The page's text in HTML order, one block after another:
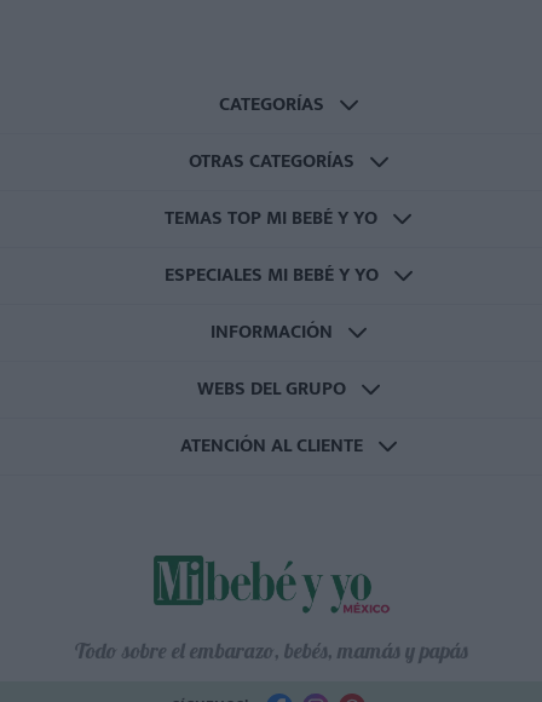
CATEGORÍAS
OTRAS CATEGORÍAS
TEMAS TOP MI BEBÉ Y YO
ESPECIALES MI BEBÉ Y YO
INFORMACIÓN
WEBS DEL GRUPO
ATENCIÓN AL CLIENTE
Todo sobre el embarazo, bebés, mamás y papás